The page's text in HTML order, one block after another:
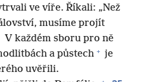
ve víře. Říkali: „Než
musíme projít
V každém sboru pro ně
a půstech + je
uvěřili.